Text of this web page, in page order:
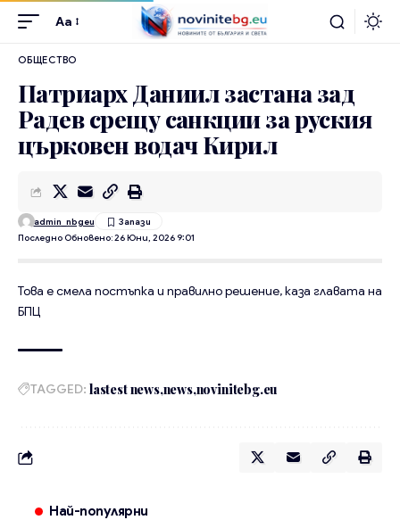
Aa
ОБЩЕСТВО
Патриарх Даниил застана зад
Радев срещу санкции за руския
църковен водач Кирил
Последно Обновено: 26 Юни, 2026 9:01
admin_nbgeu
Това е смела постъпка и правилно решение, каза главата на
БПЦ
TAGGED: lastest news news novinitebg.eu
Най-популярни